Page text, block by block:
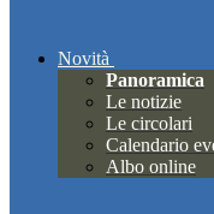
Novità
Panoramica
Le notizie
Le circolari
Calendario
Albo online